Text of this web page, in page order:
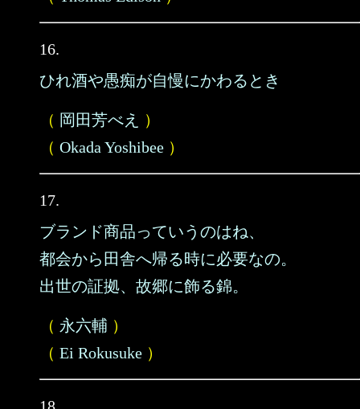
16.
ひれ酒や愚痴が自慢にかわるとき
（ 岡田芳べえ
）
（ Okada Yoshibee ）
17.
ブランド商品っていうのはね、
都会から田舎へ帰る時に必要なの。
出世の証拠、故郷に飾る錦。
（ 永六輔 ）
（ Ei Rokusuke ）